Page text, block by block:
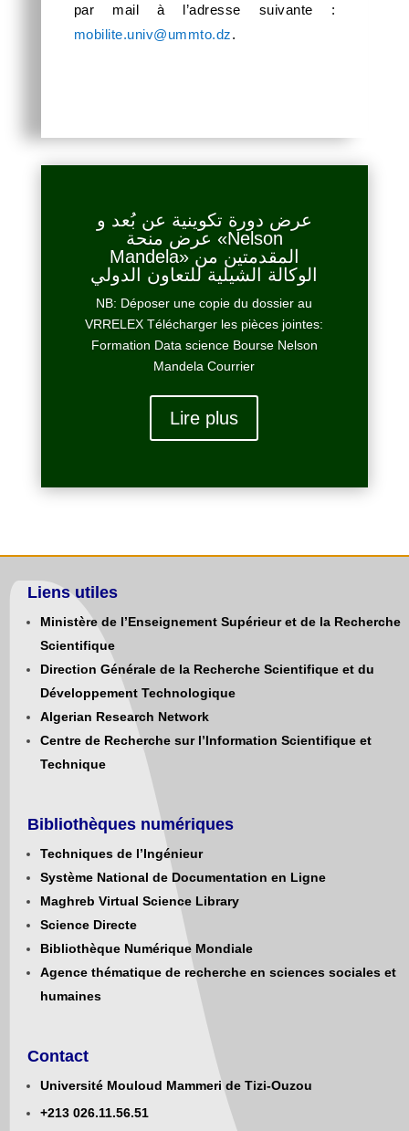
par mail à l’adresse suivante :
mobilite.univ@ummto.dz.
عرض دورة تكوينية عن بُعد و
عرض منحة «Nelson
Mandela» المقدمتين من
الوكالة الشيلية للتعاون الدولي
NB: Déposer une copie du dossier au
VRRELEX Télécharger les pièces jointes:
Formation Data science Bourse Nelson
Mandela Courrier
Lire plus
Liens utiles
Ministère de l’Enseignement Supérieur et de la Recherche
Scientifique
Direction Générale de la Recherche Scientifique et du
Développement Technologique
Algerian Research Network
Centre de Recherche sur l’Information Scientifique et
Technique
Bibliothèques numériques
Techniques de l’Ingénieur
Système National de Documentation en Ligne
Maghreb Virtual Science Library
Science Directe
Bibliothèque Numérique Mondiale
Agence thématique de recherche en sciences sociales et
humaines
Contact
Université Mouloud Mammeri de Tizi-Ouzou
+213 026.11.56.51